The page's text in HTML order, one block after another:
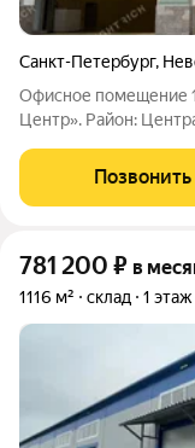
Санкт-Петербург,
Офисное помещение
Центр». Район:
Арендопригодная
Размер типового
Позвонить
781 200 ₽ в
1116 м² склад 1 этаж